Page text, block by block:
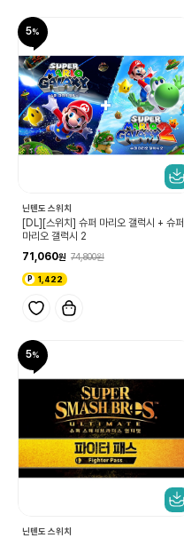
5
닌텐도 스위치
[DL][스위치] 슈퍼 마리오 갤럭시 + 슈퍼
마리오 갤럭시 2
71,060
74,800
1,422
5
닌텐도 스위치